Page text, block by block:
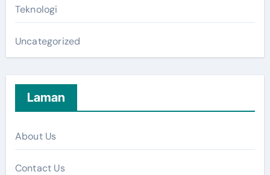
Teknologi
Uncategorized
Laman
About Us
Contact Us